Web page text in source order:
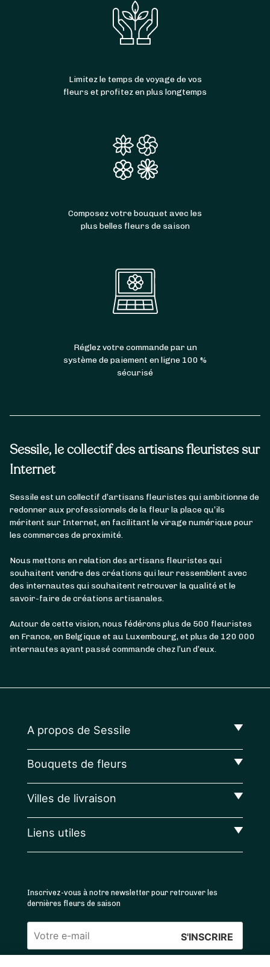
Sessile, le collectif des artisans fleuristes sur
Internet
Sessile est un collectif d’artisans fleuristes qui ambitionne de
redonner aux professionnels de la fleur la place qu’ils
méritent sur Internet, en facilitant le virage numérique pour
les commerces de proximité.
Nous mettons en relation des artisans fleuristes qui
souhaitent vendre des créations qui leur ressemblent avec
des internautes qui souhaitent retrouver la qualité et le
savoir-faire de créations artisanales.
Autour de cette vision, nous fédérons plus de 500 fleuristes
en France, en Belgique et au Luxembourg, et plus de 120 000
internautes ayant passé commande chez l’un d’eux.
Limitez le temps de voyage de vos
fleurs et profitez en plus longtemps
Composez votre bouquet avec les
plus belles fleurs de saison
Réglez votre commande par un
système de paiement en ligne 100 %
sécurisé
A propos de Sessile
Bouquets de fleurs
Villes de livraison
Liens utiles
Inscrivez-vous à notre newsletter pour retrouver les
dernières fleurs de saison
Veuillez